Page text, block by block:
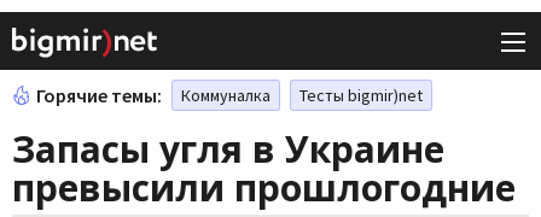
Горячие темы: Коммуналка Тесты bigmir)net
Запасы угля в Украине
превысили прошлогодние